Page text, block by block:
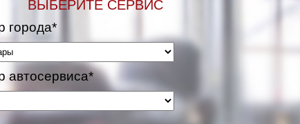
ВЫБЕРИТЕ СЕРВИС
города*
автосервиса*